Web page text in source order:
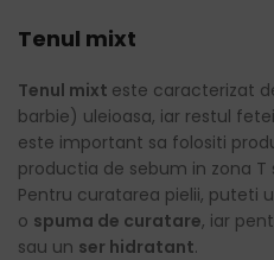
Tenul mixt
Tenul mixt este caracterizat
barbie) uleioasa, iar restul
este important sa folositi
productia de sebum in zona
Pentru curatarea pielii, puteti
o spuma de curatare, iar
sau un ser hidratant.